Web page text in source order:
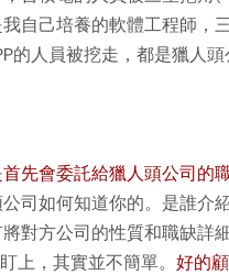
自己培養的軟體工程師，
的人員被挖走，都是獵人頭
先會委託給獵人頭公司的
司如何知道你的。是誰介
對方公司的性質和職缺詳
上，其實並不簡單。 好的